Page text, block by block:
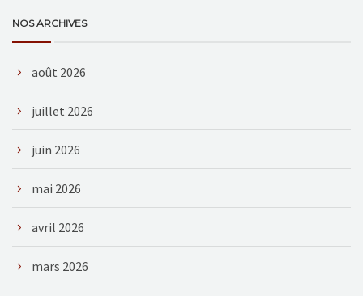
NOS ARCHIVES
août 2026
juillet 2026
juin 2026
mai 2026
avril 2026
mars 2026